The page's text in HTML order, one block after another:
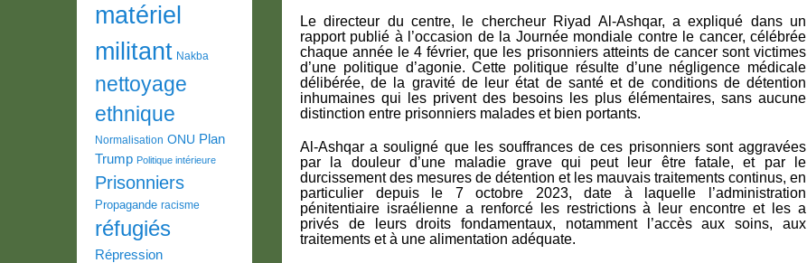
Le directeur du centre, le chercheur Riyad Al-Ashqar, a expliqué dans un
rapport publié à l’occasion de la Journée mondiale contre le cancer, célébrée
chaque année le 4 février, que les prisonniers atteints de cancer sont victimes
d’une politique d’agonie. Cette politique résulte d’une négligence médicale
délibérée, de la gravité de leur état de santé et de conditions de détention
inhumaines qui les privent des besoins les plus élémentaires, sans aucune
distinction entre prisonniers malades et bien portants.
Al-Ashqar a souligné que les souffrances de ces prisonniers sont aggravées
par la douleur d’une maladie grave qui peut leur être fatale, et par le
durcissement des mesures de détention et les mauvais traitements continus, en
particulier depuis le 7 octobre 2023, date à laquelle l’administration
pénitentiaire israélienne a renforcé les restrictions à leur encontre et les a
privés de leurs droits fondamentaux, notamment l’accès aux soins, aux
traitements et à une alimentation adéquate.
matériel
militant Nakba
nettoyage
ethnique
Normalisation ONU Plan
Trump Politique intérieure
Prisonniers
Propagande racisme
réfugiés
Répression